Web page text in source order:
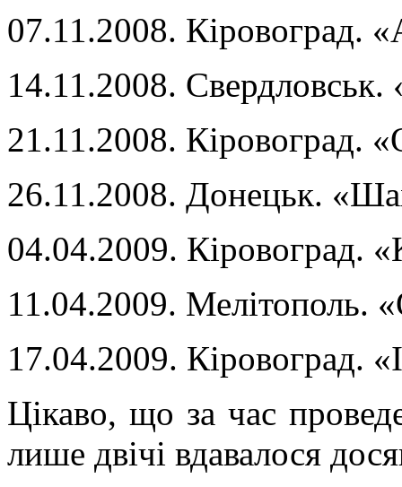
07.11.2008. Кіровоград.
14.11.2008.
21.11.2008. Кіровоград.
26.11.2008. Донецьк.
04.04.2009. Кіровоград.
11.04.2009. Мелітополь.
17.04.2009. Кіровоград.
Цікаво, що за час
лише двічі вдавалося